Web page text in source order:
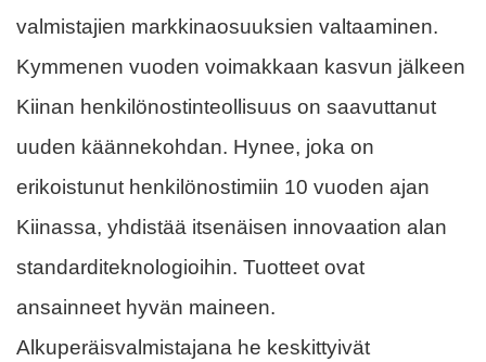
valmistajien markkinaosuuksien valtaaminen.
Kymmenen vuoden voimakkaan kasvun jälkeen
Kiinan henkilönostinteollisuus on saavuttanut
uuden käännekohdan. Hynee, joka on
erikoistunut henkilönostimiin 10 vuoden ajan
Kiinassa, yhdistää itsenäisen innovaation alan
standarditeknologioihin. Tuotteet ovat
ansainneet hyvän maineen.
Alkuperäisvalmistajana he keskittyivät